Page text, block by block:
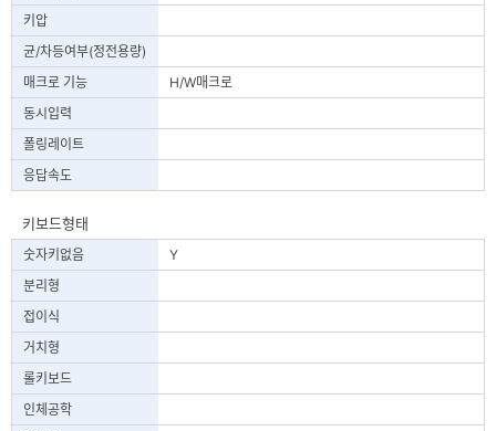
키압
균/차등여부(정전용량)
매크로 기능
H/W매크로
동시입력
폴링레이트
응답속도
키보드형태
숫자키없음
Y
분리형
접이식
거치형
롤키보드
인체공학